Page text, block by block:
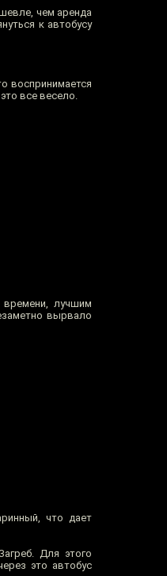
чем аренда
к автобусу
воспринимается
все весело.
лучшим
вырвало
что дает
Для этого
это автобус